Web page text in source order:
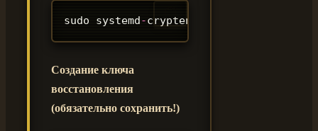
sudo systemd-cryptenroll
Создание ключа
восстановления
(обязательно сохранить!)